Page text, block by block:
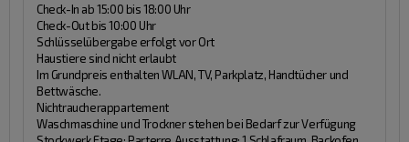
Check-In ab 15:00 bis 18:00 Uhr
Check-Out bis 10:00 Uhr
Schlüsselübergabe erfolgt vor Ort
Haustiere sind nicht erlaubt
Im Grundpreis enthalten WLAN, TV, Parkplatz, Handtücher und
Bettwäsche.
Nichtraucherappartement
Waschmaschine und Trockner stehen bei Bedarf zur Verfügung